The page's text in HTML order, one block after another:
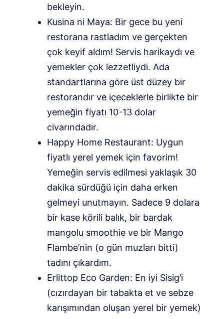
bekleyin.
Kusina ni Maya: Bir gece bu yeni
restorana rastladım ve gerçekten
çok keyif aldım! Servis harikaydı ve
yemekler çok lezzetliydi. Ada
standartlarına göre üst düzey bir
restorandır ve içeceklerle birlikte bir
yemeğin fiyatı 10-13 dolar
civarındadır.
Happy Home Restaurant: Uygun
fiyatlı yerel yemek için favorim!
Yemeğin servis edilmesi yaklaşık 30
dakika sürdüğü için daha erken
gelmeyi unutmayın. Sadece 9 dolara
bir kase körili balık, bir bardak
mangolu smoothie ve bir Mango
Flambe’nin (o gün muzları bitti)
tadını çıkardım.
Erlittop Eco Garden: En iyi Sisig’i
(cızırdayan bir tabakta et ve sebze
karışımından oluşan yerel bir yemek)